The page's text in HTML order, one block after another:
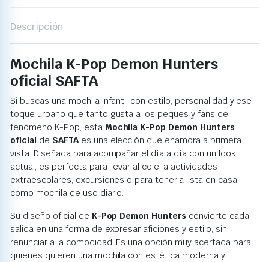
Descripción
Mochila K-Pop Demon Hunters
oficial SAFTA
Si buscas una mochila infantil con estilo, personalidad y ese
toque urbano que tanto gusta a los peques y fans del
fenómeno K-Pop, esta Mochila K-Pop Demon Hunters
oficial de SAFTAes una elección que enamora a primera
vista. Diseñada para acompañar el día a día con un look
actual, es perfecta para llevar al cole, a actividades
extraescolares, excursiones o para tenerla lista en casa
como mochila de uso diario.
Su diseño oficial de K-Pop Demon Hunters convierte cada
salida en una forma de expresar aficiones y estilo, sin
renunciar a la comodidad. Es una opción muy acertada para
quienes quieren una mochila con estética moderna y